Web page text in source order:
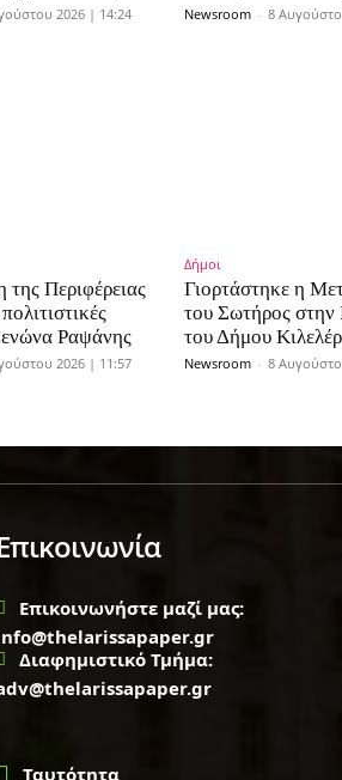
2026 | 14:24 Newsroom - 8
Περιφέρειας
Ραψάνης
2026 | 11:57
Δήμοι
Γιορτάστηκε η
του Σωτήρος στην
του Δήμου Κιλελέρ
Newsroom - 8
Επικοινωνήστε μαζί μας:
Διαφημιστικό Τμήμα:
Ταυτότητα